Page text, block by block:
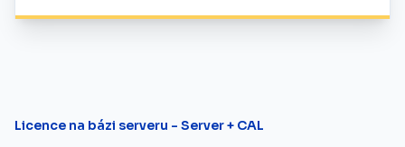
Licence na bázi serveru - Server + CAL